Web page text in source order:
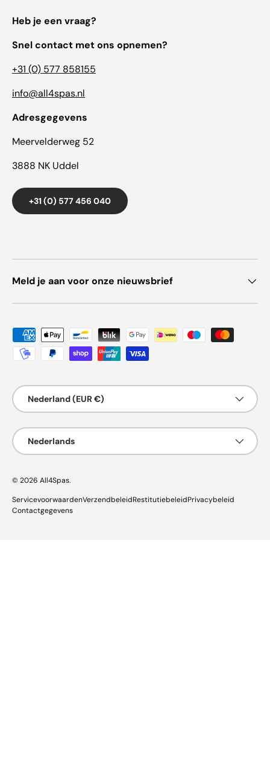
Heb je een vraag?
Snel contact met ons opnemen?
+31 (0) 577 858155
info@all4spas.nl
Adresgegevens
Meervelderweg 52
3888 NK Uddel
+31 (0) 577 456 040
Meld je aan voor onze nieuwsbrief
Geaccepteerde betaalmethoden
Land/Regio
Nederland (EUR €)
Taal
Nederlands
© 2026 All4Spas.
ServicevoorwaardenVerzendbeleidRestitutiebeleidPrivacybeleid
Contactgegevens